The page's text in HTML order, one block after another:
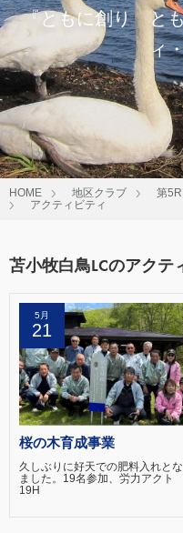
『ともに創り と
ィ
HOME 地区クラブ 第
アクティビティ
苫小牧白鳥LCのアクテ
5月
21
桜の木育成事業
久しぶりに好天での肥料入れとな
ました。19名参加、労力アクト
19H